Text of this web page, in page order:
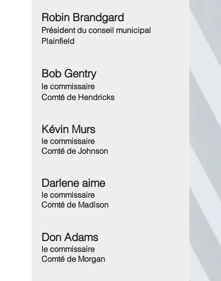
Robin Brandgard
Président du conseil municipal
Plainfield
Bob Gentry
le commissaire
Comté de Hendricks
Kévin Murs
le commissaire
Comté de Johnson
Darlene aime
le commissaire
Comté de Madison
Don Adams
le commissaire
Comté de Morgan